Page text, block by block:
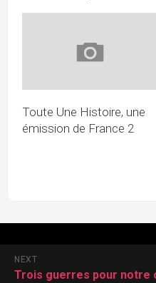
Toute Une Histoire, une
émission de France 2
NEXT
Trois guerres pour notre